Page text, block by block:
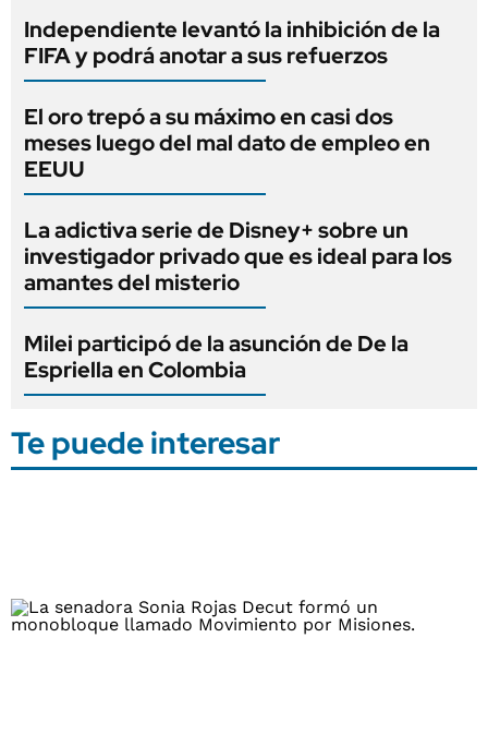
Independiente levantó la inhibición de la
FIFA y podrá anotar a sus refuerzos
El oro trepó a su máximo en casi dos
meses luego del mal dato de empleo en
EEUU
La adictiva serie de Disney+ sobre un
investigador privado que es ideal para los
amantes del misterio
Milei participó de la asunción de De la
Espriella en Colombia
Te puede interesar